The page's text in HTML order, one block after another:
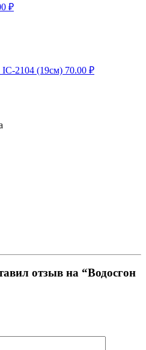
₽
2104 (19см) 70.00 ₽
отзыв на “Водосгон